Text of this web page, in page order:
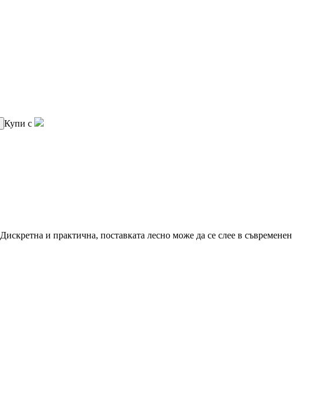
Купи с
Дискретна и практична, поставката лесно може да се слее в съвременен